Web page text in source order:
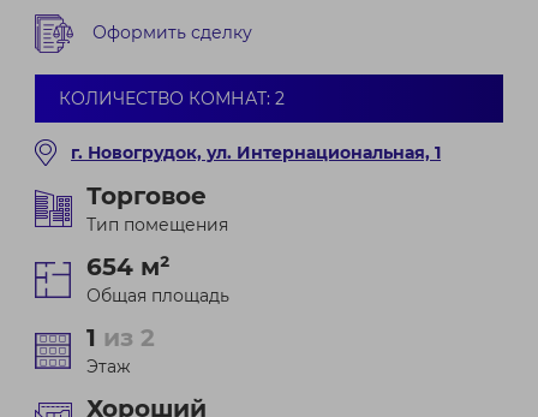
Оформить сделку
КОЛИЧЕСТВО КОМНАТ: 2
г. Новогрудок, ул. Интернациональная, 1
Торговое
Тип помещения
654 м²
Общая площадь
1 из 2
Этаж
Хороший